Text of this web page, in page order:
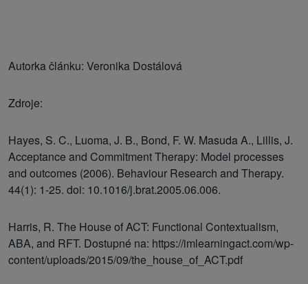
Autorka článku: Veronika Dostálová
Zdroje:
Hayes, S. C., Luoma, J. B., Bond, F. W. Masuda A., Lillis, J.
Acceptance and Commitment Therapy: Model processes
and outcomes (2006). Behaviour Research and Therapy.
44(1): 1-25. doi: 10.1016/j.brat.2005.06.006.
Harris, R. The House of ACT: Functional Contextualism,
ABA, and RFT. Dostupné na: https://imlearningact.com/wp-
content/uploads/2015/09/the_house_of_ACT.pdf